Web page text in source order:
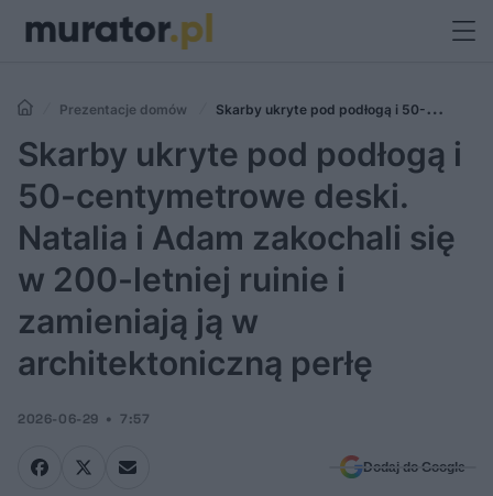
Prezentacje domów
Skarby ukryte pod podłogą i 50-
centymetrowe deski. Natalia i Adam zakochali się w 200-letniej ruinie i
zamieniają ją w architektoniczną perłę
Skarby ukryte pod podłogą i
50-centymetrowe deski.
Natalia i Adam zakochali się
w 200-letniej ruinie i
zamieniają ją w
architektoniczną perłę
2026-06-29 7:57
Dodaj do Google